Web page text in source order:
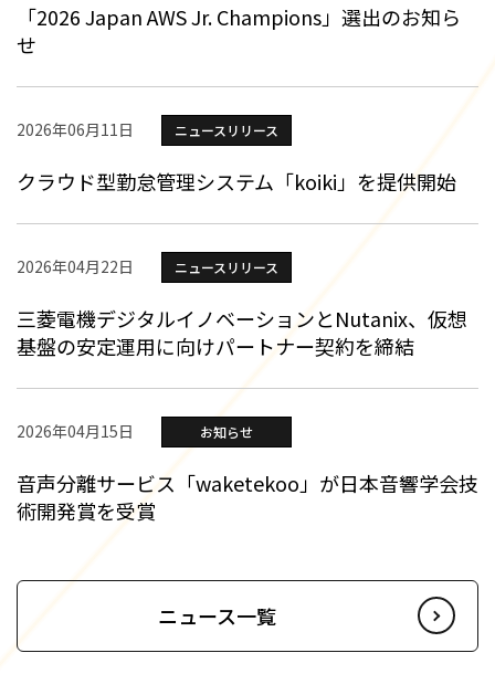
「2026 Japan AWS Jr. Champions」選出のお知ら
せ
2026年06月11日 ニュースリリース
クラウド型勤怠管理システム「koiki」を提供開始
2026年04月22日 ニュースリリース
三菱電機デジタルイノベーションとNutanix、仮想
基盤の安定運用に向けパートナー契約を締結
2026年04月15日 お知らせ
音声分離サービス「waketekoo」が日本音響学会技
術開発賞を受賞
ニュース一覧